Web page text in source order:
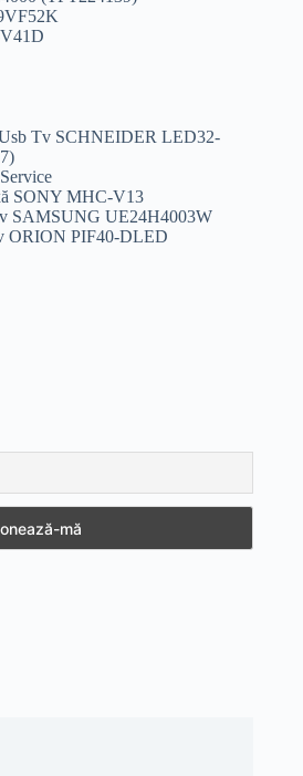
Tv SCHNEIDER LED32-
Service
SONY MHC-V13
SAMSUNG UE24H4003W
ORION PIF40-DLED